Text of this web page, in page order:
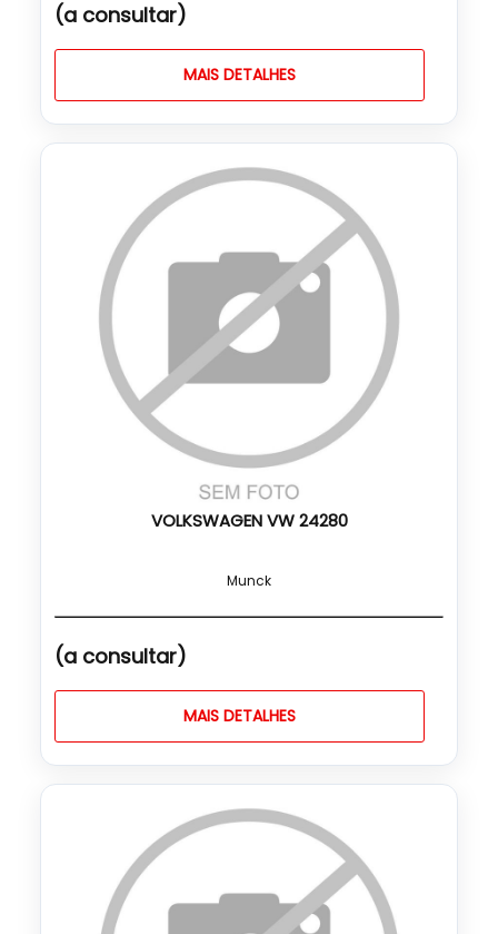
(a consultar)
MAIS DETALHES
VOLKSWAGEN VW 24280
Munck
(a consultar)
MAIS DETALHES